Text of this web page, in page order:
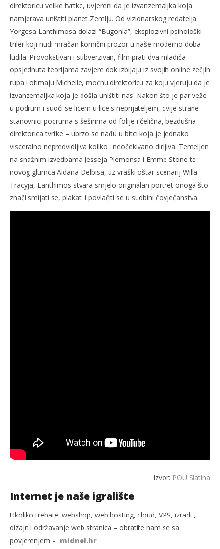
direktoricu velike tvrtke, uvjereni da je izvanzemaljka koja
namjerava uništiti planet Zemlju. Od vizionarskog redatelja
Yorgosa Lanthimosa dolazi “Bugonia”, eksplozivni psihološki
triler koji nudi mračan komični prozor u naše moderno doba
ludila. Provokativan i subverzivan, film prati dva mladića
opsjednuta teorijama zavjere dok izbijaju iz svojih online zečjih
rupa i otimaju Michelle, moćnu direktoricu za koju vjeruju da je
izvanzemaljka koja je došla uništiti nas. Nakon što je par veže
u podrum i suoči se licem u lice s neprijateljem, dvije strane –
stanovnici podruma s šeširima od folije i čelična, bezdušna
direktorica tvrtke – ubrzo se nađu u bitci koja je jednako
visceralno nepredvidljiva koliko i neočekivano dirljiva. Temeljen
na snažnim izvedbama Jesseja Plemonsa i Emme Stone te
novog glumca Aidana Delbisa, uz vraški oštar scenarij Willa
Tracyja, Lanthimos stvara smjelo originalan portret onoga što
znači smijati se, plakati i povlačiti se u sudbini čovječanstva.
Izvor: POU Slatina
Internet je naše igralište
Ukoliko trebate: webshop, web hosting, cloud, VPS, izradu,
dizajn i održavanje web stranica – obratite nam se sa
povjerenjem – midnel.hr